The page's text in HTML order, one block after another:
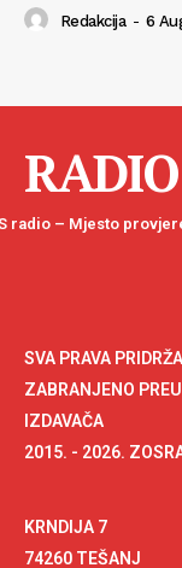
Redakcija - 6
radio – Mjesto
SVA PRAVA
ZABRANJENO
IZDAVAČA
2015. - 2026.
KRNDIJA 7
74260 TEŠANJ